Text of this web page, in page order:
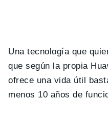
Una tecnología que
que según la propia
ofrece una vida útil
menos 10 años de